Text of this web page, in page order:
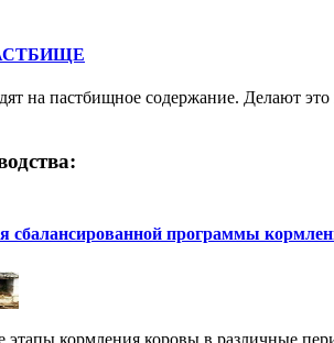
на пастбищное содержание. Делают
сбалансированной программы
этапы кормления коровы в различные